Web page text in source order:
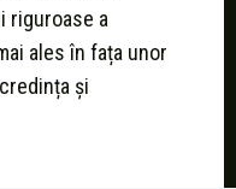
riguroase a
ales în fața unor
și